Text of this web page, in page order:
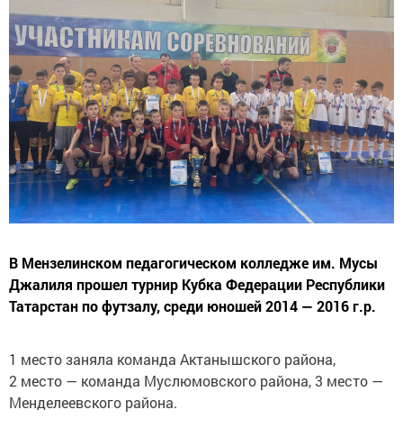
В Мензелинском педагогическом колледже им. Мусы
Джалиля прошел турнир Кубка Федерации Республики
Татарстан по футзалу, среди юношей 2014 — 2016 г.р.
1 место заняла команда Актанышского района,
2 место — команда Муслюмовского района, 3 место —
Менделеевского района.